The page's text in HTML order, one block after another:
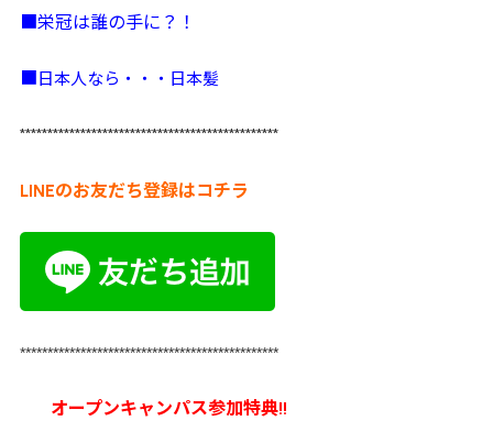
■栄冠は誰の手に？！
■日本人なら・・・日本髪
***********************************************
LINEのお友だち登録はコチラ
***********************************************
オープンキャンパス参加特典!!